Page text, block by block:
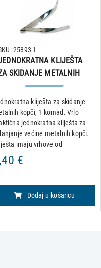
KLIJEŠTA
SKIDANJE METALNIH
11 cm, 1 kom
kliješta za skidanje
kopči, 1 komad. Vrlo
jednokratna kliješta za
većine metalnih kopči.
imaju vrhove od
čelika.
25893-1
€
Dodaj u košaricu